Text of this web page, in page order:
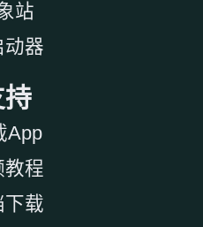
站
动器
持
App
教程
下载